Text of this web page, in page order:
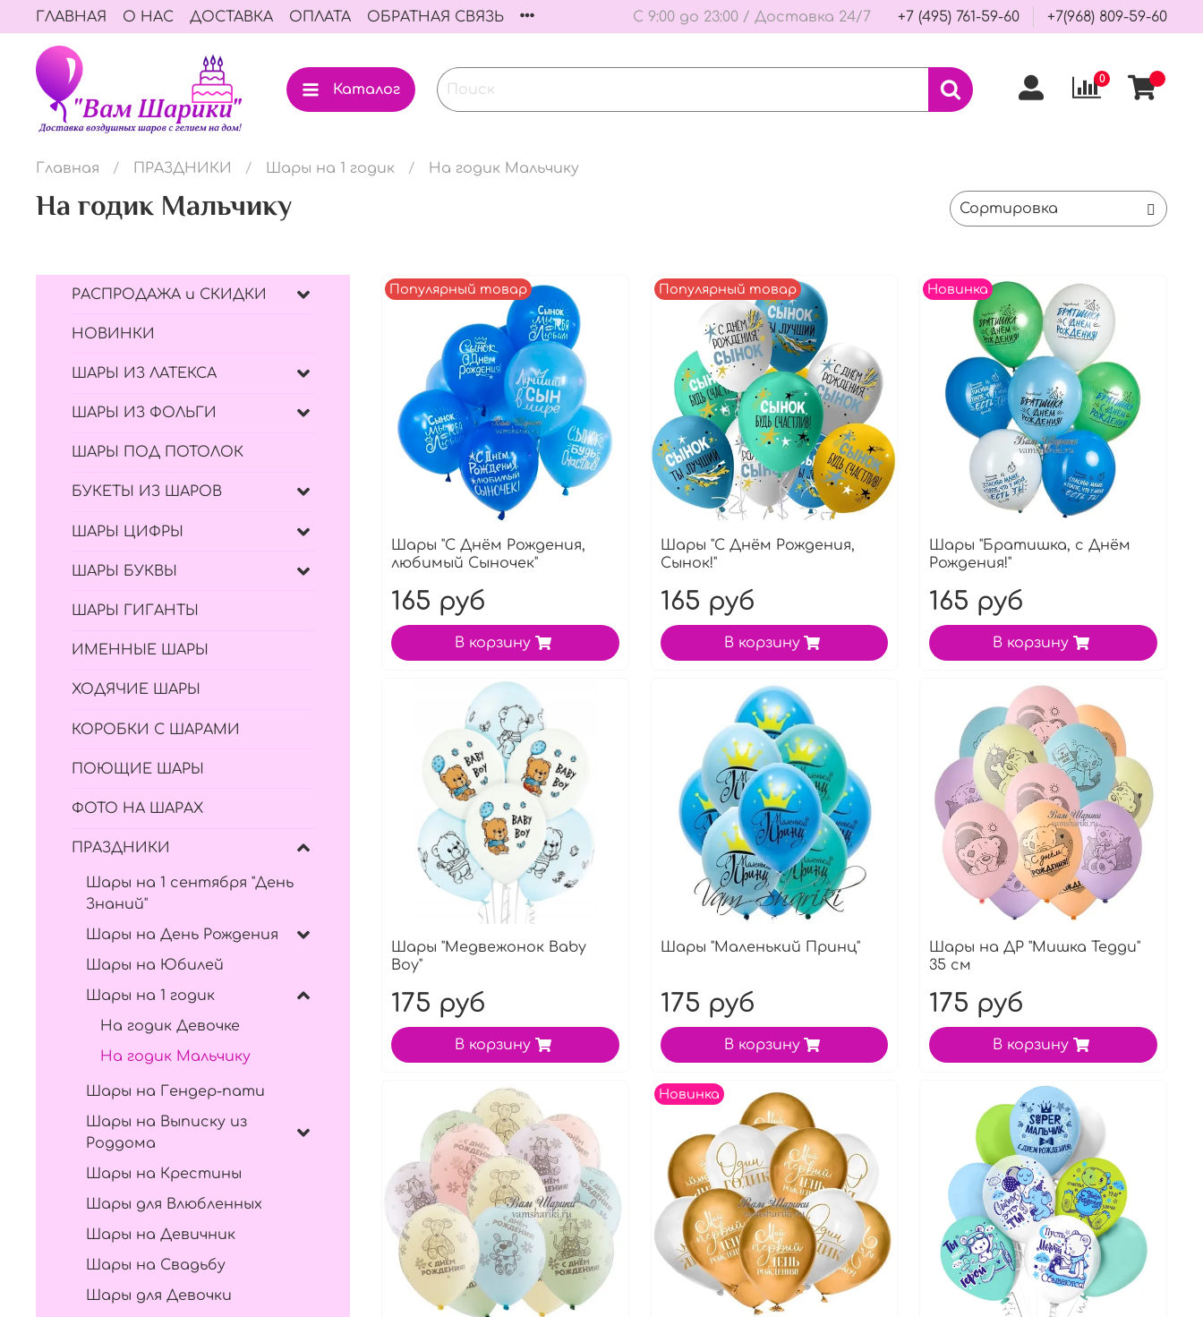
ГЛАВНАЯ О НАС ДОСТАВКА ОПЛАТА ОБРАТНАЯ СВЯЗЬ С 9:00 до 23:00 / Доставка 24/7 +7 (495) 761-59-60 +7(968) 809-59-60
Каталог
0
Главная ПРАЗДНИКИ Шары на 1 годик На годик Мальчику
На годик Мальчику
Популярный товар
Шары "С Днём Рождения,
любимый Сыночек"
165 руб
В корзину
Популярный товар
Шары "С Днём Рождения,
Сынок!"
165 руб
В корзину
Новинка
Шары "Братишка, с Днём
Рождения!"
165 руб
В корзину
Шары "Медвежонок Baby
Boy"
175 руб
В корзину
Шары "Маленький Принц"
175 руб
В корзину
Шары на ДР "Мишка Тедди"
35 см
175 руб
В корзину
Новинка
РАСПРОДАЖА и СКИДКИ
НОВИНКИ
ШАРЫ ИЗ ЛАТЕКСА
ШАРЫ ИЗ ФОЛЬГИ
ШАРЫ ПОД ПОТОЛОК
БУКЕТЫ ИЗ ШАРОВ
ШАРЫ ЦИФРЫ
ШАРЫ БУКВЫ
ШАРЫ ГИГАНТЫ
ИМЕННЫЕ ШАРЫ
ХОДЯЧИЕ ШАРЫ
КОРОБКИ С ШАРАМИ
ПОЮЩИЕ ШАРЫ
ФОТО НА ШАРАХ
ПРАЗДНИКИ
Шары на 1 сентября "День
Знаний"
Шары на День Рождения
Шары на Юбилей
Шары на 1 годик
На годик Девочке
На годик Мальчику
Шары на Гендер-пати
Шары на Выписку из
Роддома
Шары на Крестины
Шары для Влюбленных
Шары на Девичник
Шары на Свадьбу
Шары для Девочки